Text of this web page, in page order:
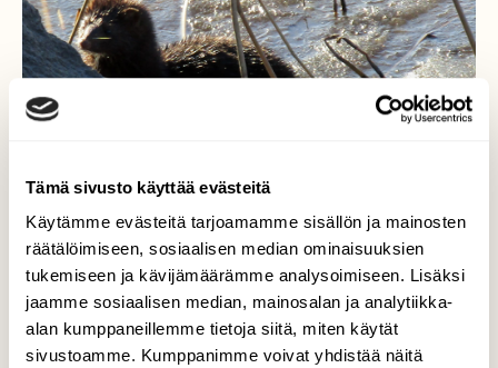
Tämä sivusto käyttää evästeitä
Käytämme evästeitä tarjoamamme sisällön ja mainosten
räätälöimiseen, sosiaalisen median ominaisuuksien
tukemiseen ja kävijämäärämme analysoimiseen. Lisäksi
jaamme sosiaalisen median, mainosalan ja analytiikka-
alan kumppaneillemme tietoja siitä, miten käytät
sivustoamme. Kumppanimme voivat yhdistää näitä
Minkki